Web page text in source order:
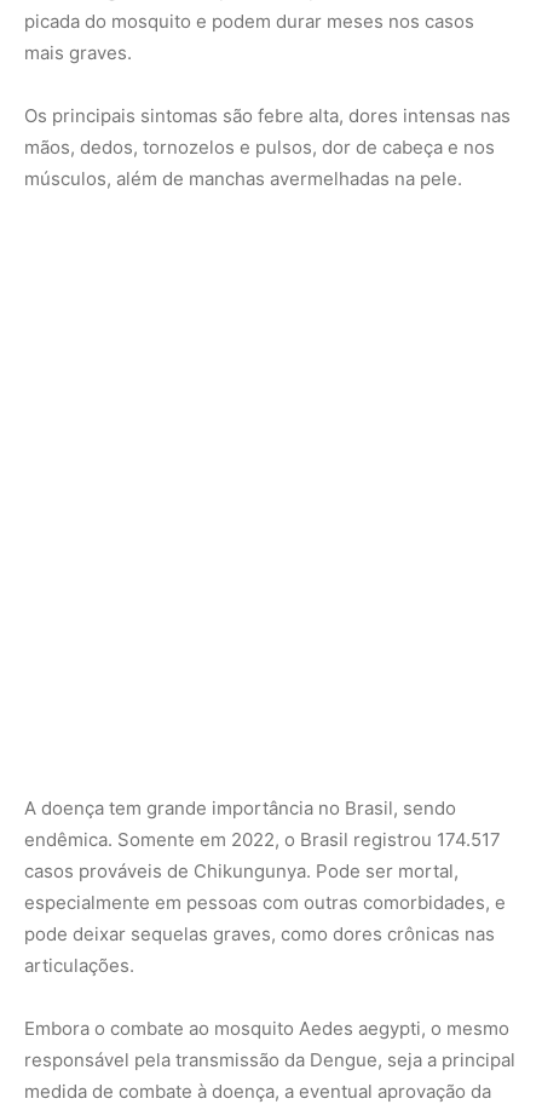
picada do mosquito e podem durar meses nos casos
mais graves.
Os principais sintomas são febre alta, dores intensas nas
mãos, dedos, tornozelos e pulsos, dor de cabeça e nos
músculos, além de manchas avermelhadas na pele.
A doença tem grande importância no Brasil, sendo
endêmica. Somente em 2022, o Brasil registrou 174.517
casos prováveis de Chikungunya. Pode ser mortal,
especialmente em pessoas com outras comorbidades, e
pode deixar sequelas graves, como dores crônicas nas
articulações.
Embora o combate ao mosquito Aedes aegypti, o mesmo
responsável pela transmissão da Dengue, seja a principal
medida de combate à doença, a eventual aprovação da